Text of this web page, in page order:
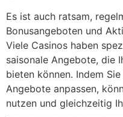
Es ist auch ratsam,
Bonusangeboten und
Viele Casinos haben
saisonale Angebote, die
bieten können. Indem
Angebote anpassen,
nutzen und gleichzeitig